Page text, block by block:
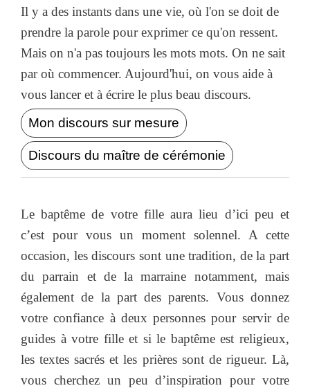
Il y a des instants dans une vie, où l'on se doit de
prendre la parole pour exprimer ce qu'on ressent.
Mais on n'a pas toujours les mots mots. On ne sait
par où commencer. Aujourd'hui, on vous aide à
vous lancer et à écrire le plus beau discours.
Mon discours sur mesure
Discours du maître de cérémonie
Le baptême de votre fille aura lieu d’ici peu et
c’est pour vous un moment solennel. A cette
occasion, les discours sont une tradition, de la part
du parrain et de la marraine notamment, mais
également de la part des parents. Vous donnez
votre confiance à deux personnes pour servir de
guides à votre fille et si le baptême est religieux,
les textes sacrés et les prières sont de rigueur. Là,
vous cherchez un peu d’inspiration pour votre